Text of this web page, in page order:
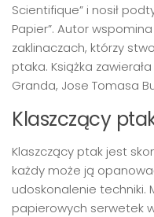
Scientifique” i nosił
Papier”. Autor
zaklinaczach, którzy
ptaka. Książka
Granda, Jose Tomasa
Klaszczący
Klaszczący ptak jest
każdy może ją
udoskonalenie techniki.
papierowych serwetek